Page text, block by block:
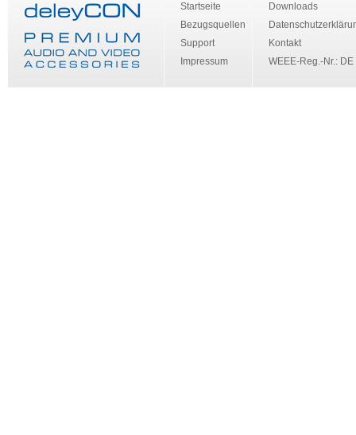
Startseite
Bezugsquellen
Support
Impressum
Downloads
Kontakt
WEEE-Reg.-Nr.: